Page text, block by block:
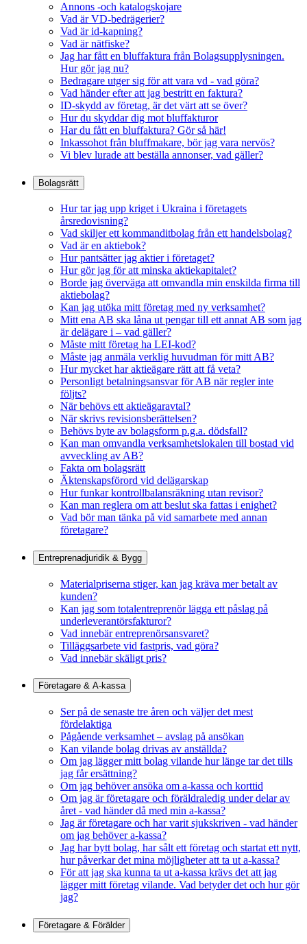
Annons -och katalogskojare
Vad är VD-bedrägerier?
Vad är id-kapning?
Vad är nätfiske?
Jag har fått en bluffaktura från Bolagsupplysningen.
Hur gör jag nu?
Bedragare utger sig för att vara vd - vad göra?
Vad händer efter att jag bestritt en faktura?
ID-skydd av företag, är det värt att se över?
Hur du skyddar dig mot bluffakturor
Har du fått en bluffaktura? Gör så här!
Inkassohot från bluffmakare, bör jag vara nervös?
Vi blev lurade att beställa annonser, vad gäller?
Bolagsrätt
Hur tar jag upp kriget i Ukraina i företagets
årsredovisning?
Vad skiljer ett kommanditbolag från ett handelsbolag?
Vad är en aktiebok?
Hur pantsätter jag aktier i företaget?
Hur gör jag för att minska aktiekapitalet?
Borde jag överväga att omvandla min enskilda firma till
aktiebolag?
Kan jag utöka mitt företag med ny verksamhet?
Mitt ena AB ska låna ut pengar till ett annat AB som jag
är delägare i – vad gäller?
Måste mitt företag ha LEI-kod?
Måste jag anmäla verklig huvudman för mitt AB?
Hur mycket har aktieägare rätt att få veta?
Personligt betalningsansvar för AB när regler inte
följts?
När behövs ett aktieägaravtal?
När skrivs revisionsberättelsen?
Behövs byte av bolagsform p.g.a. dödsfall?
Kan man omvandla verksamhetslokalen till bostad vid
avveckling av AB?
Fakta om bolagsrätt
Äktenskapsförord vid delägarskap
Hur funkar kontrollbalansräkning utan revisor?
Kan man reglera om att beslut ska fattas i enighet?
Vad bör man tänka på vid samarbete med annan
företagare?
Entreprenadjuridik & Bygg
Materialpriserna stiger, kan jag kräva mer betalt av
kunden?
Kan jag som totalentreprenör lägga ett påslag på
underleverantörsfakturor?
Vad innebär entreprenörsansvaret?
Tilläggsarbete vid fastpris, vad göra?
Vad innebär skäligt pris?
Företagare & A-kassa
Ser på de senaste tre åren och väljer det mest
fördelaktiga
Pågående verksamhet – avslag på ansökan
Kan vilande bolag drivas av anställda?
Om jag lägger mitt bolag vilande hur länge tar det tills
jag får ersättning?
Om jag behöver ansöka om a-kassa och korttid
Om jag är företagare och föräldraledig under delar av
året - vad händer då med min a-kassa?
Jag är företagare och har varit sjukskriven - vad händer
om jag behöver a-kassa?
Jag har bytt bolag, har sålt ett företag och startat ett nytt,
hur påverkar det mina möjligheter att ta ut a-kassa?
För att jag ska kunna ta ut a-kassa krävs det att jag
lägger mitt företag vilande. Vad betyder det och hur gör
jag?
Företagare & Förälder